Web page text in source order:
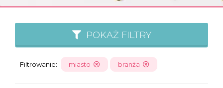
POKAŻ FILTRY
Filtrowanie: miasto branża